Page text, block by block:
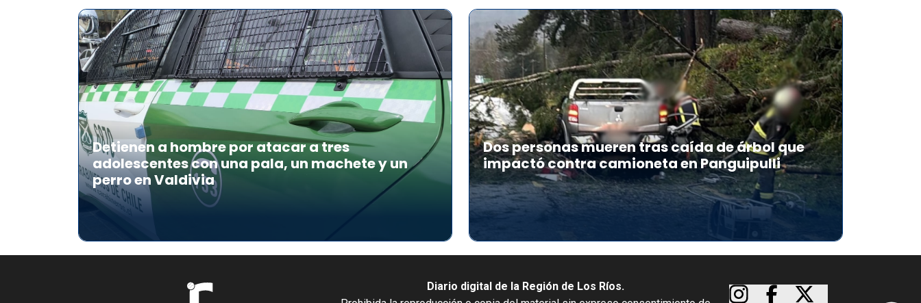
Detienen a hombre por atacar a tres
adolescentes con una pala, un machete y un
perro en Valdivia
Dos personas mueren tras caída de árbol que
impactó contra camioneta en Panguipulli
Diario digital de la Región de Los Ríos.